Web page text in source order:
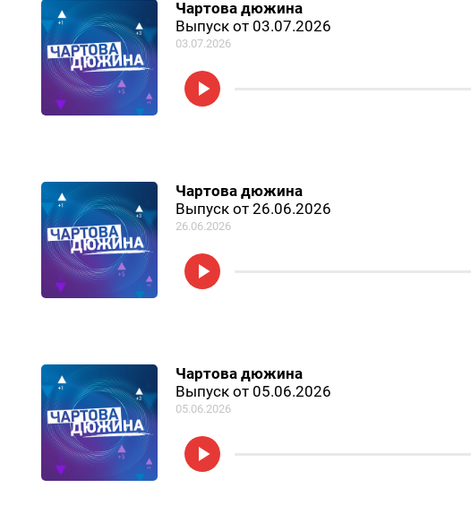
Чартова дюжина
Выпуск от 03.07.2026
03.07.2026
Чартова дюжина
Выпуск от 26.06.2026
26.06.2026
Чартова дюжина
Выпуск от 05.06.2026
05.06.2026